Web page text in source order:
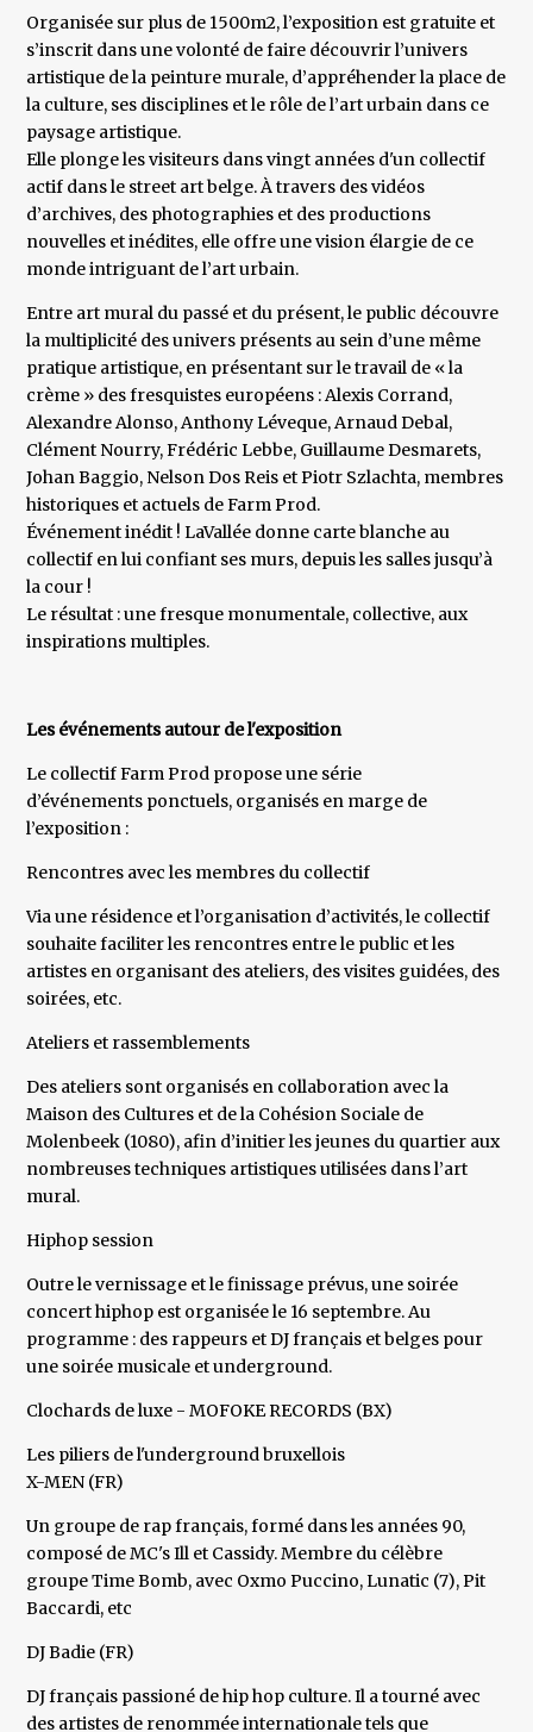
Organisée sur plus de 1500m2, l’exposition est gratuite et
s’inscrit dans une volonté de faire découvrir l’univers
artistique de la peinture murale, d’appréhender la place de
la culture, ses disciplines et le rôle de l’art urbain dans ce
paysage artistique.
Elle plonge les visiteurs dans vingt années d'un collectif
actif dans le street art belge. À travers des vidéos
d’archives, des photographies et des productions
nouvelles et inédites, elle offre une vision élargie de ce
monde intriguant de l’art urbain.
Entre art mural du passé et du présent, le public découvre
la multiplicité des univers présents au sein d’une même
pratique artistique, en présentant sur le travail de « la
crème » des fresquistes européens : Alexis Corrand,
Alexandre Alonso, Anthony Léveque, Arnaud Debal,
Clément Nourry, Frédéric Lebbe, Guillaume Desmarets,
Johan Baggio, Nelson Dos Reis et Piotr Szlachta, membres
historiques et actuels de Farm Prod.
Événement inédit ! LaVallée donne carte blanche au
collectif en lui confiant ses murs, depuis les salles jusqu’à
la cour !
Le résultat : une fresque monumentale, collective, aux
inspirations multiples.
Les événements autour de l'exposition
Le collectif Farm Prod propose une série
d’événements ponctuels, organisés en marge de
l’exposition :
Rencontres avec les membres du collectif
Via une résidence et l’organisation d’activités, le collectif
souhaite faciliter les rencontres entre le public et les
artistes en organisant des ateliers, des visites guidées, des
soirées, etc.
Ateliers et rassemblements
Des ateliers sont organisés en collaboration avec la
Maison des Cultures et de la Cohésion Sociale de
Molenbeek (1080), afin d’initier les jeunes du quartier aux
nombreuses techniques artistiques utilisées dans l’art
mural.
Hiphop session
Outre le vernissage et le finissage prévus, une soirée
concert hiphop est organisée le 16 septembre. Au
programme : des rappeurs et DJ français et belges pour
une soirée musicale et underground.
Clochards de luxe - MOFOKE RECORDS (BX)
Les piliers de l'underground bruxellois
X-MEN (FR)
Un groupe de rap français, formé dans les années 90,
composé de MC's Ill et Cassidy. Membre du célèbre
groupe Time Bomb, avec Oxmo Puccino, Lunatic (7), Pit
Baccardi, etc
DJ Badie (FR)
DJ français passioné de hip hop culture. Il a tourné avec
des artistes de renommée internationale tels que